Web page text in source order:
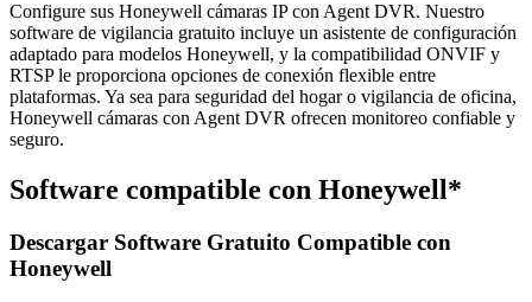
Configure sus Honeywell cámaras IP con Agent DVR. Nuestro
software de vigilancia gratuito incluye un asistente de configuración
adaptado para modelos Honeywell, y la compatibilidad ONVIF y
RTSP le proporciona opciones de conexión flexible entre
plataformas. Ya sea para seguridad del hogar o vigilancia de oficina,
Honeywell cámaras con Agent DVR ofrecen monitoreo confiable y
seguro.
Software compatible con Honeywell*
Descargar Software Gratuito Compatible con
Honeywell